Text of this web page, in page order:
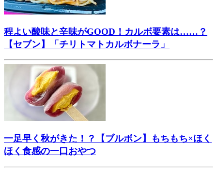
程よい酸味と辛味がGOOD！カルボ要素は……？
【セブン】「チリトマトカルボナーラ」
一足早く秋がきた！？【ブルボン】もちもち×ほく
ほく食感の一口おやつ